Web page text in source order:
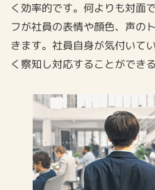
く効率的です。何よりも対面
フが社員の表情や顔⾊、声の
きます。社員⾃⾝が気付いて
く察知し対応することができ